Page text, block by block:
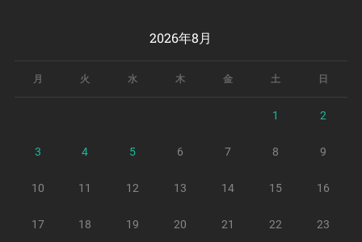
2026年8月
月 火 水 木 金 土 日
1 2
3 4 5 6 7 8 9
10 11 12 13 14 15 16
17 18 19 20 21 22 23